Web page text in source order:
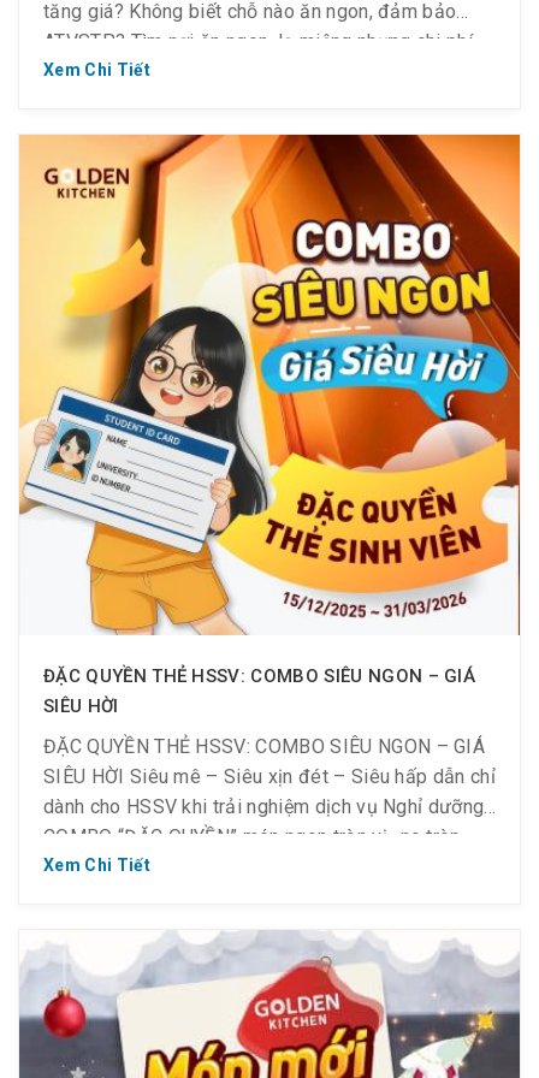
tăng giá? Không biết chỗ nào ăn ngon, đảm bảo
ATVSTP? Tìm nơi ăn ngon, lạ miệng nhưng chi phí
phải chăng? Mời bạn ghé Golden Kitchen nhé – nhà
Xem Chi Tiết
ĐẶC QUYỀN THẺ HSSV: COMBO SIÊU NGON – GIÁ
SIÊU HỜI
ĐẶC QUYỀN THẺ HSSV: COMBO SIÊU NGON – GIÁ
SIÊU HỜI Siêu mê – Siêu xịn đét – Siêu hấp dẫn chỉ
dành cho HSSV khi trải nghiệm dịch vụ Nghỉ dưỡng:
COMBO “ĐẶC QUYỀN” món ngon tròn vị- no tròn
bụng – giá tròn ví: Combo 1 người: ĂN XẢ LÁNG CHỈ
Xem Chi Tiết